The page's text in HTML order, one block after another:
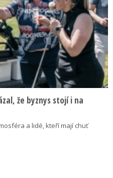
že byznys stojí i na
a lidé, kteří mají chuť